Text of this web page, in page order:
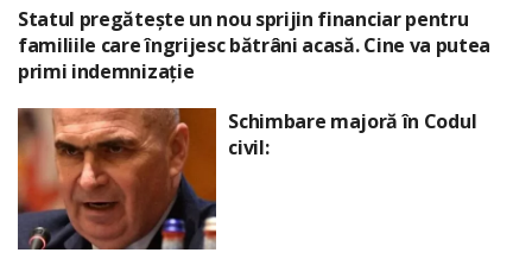
Statul pregătește un nou sprijin financiar pentru
familiile care îngrijesc bătrâni acasă. Cine va putea
primi indemnizație
Schimbare majoră în Codul
civil: